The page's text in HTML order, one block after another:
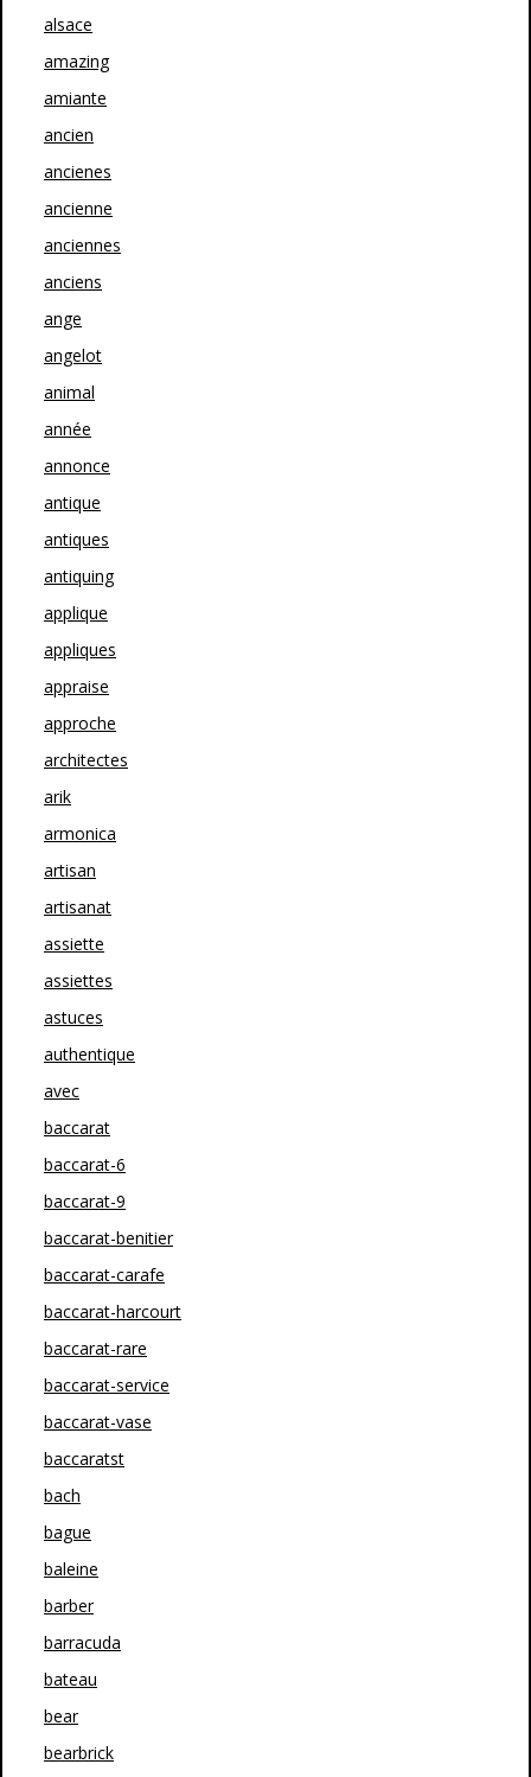
alsace
amazing
amiante
ancien
ancienes
ancienne
anciennes
anciens
ange
angelot
animal
année
annonce
antique
antiques
antiquing
applique
appliques
appraise
approche
architectes
arik
armonica
artisan
artisanat
assiette
assiettes
astuces
authentique
avec
baccarat
baccarat-6
baccarat-9
baccarat-benitier
baccarat-carafe
baccarat-harcourt
baccarat-rare
baccarat-service
baccarat-vase
baccaratst
bach
bague
baleine
barber
barracuda
bateau
bear
bearbrick